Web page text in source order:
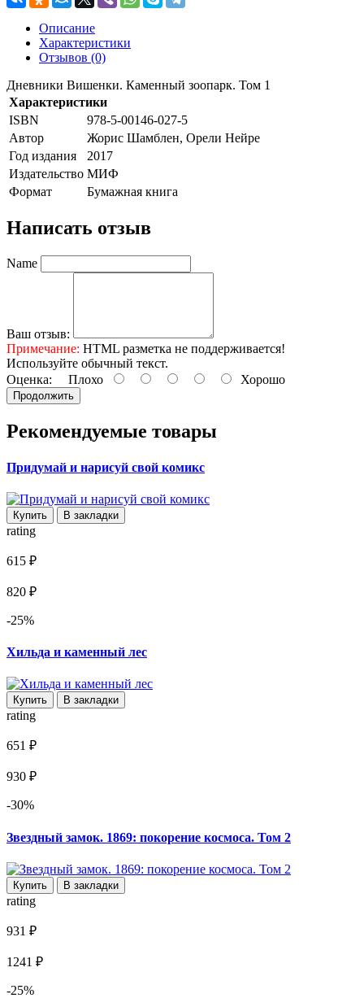
Описание
Характеристики
Отзывов (0)
Дневники Вишенки. Каменный зоопарк. Том 1
Характеристики
ISBN
978-5-00146-027-5
Автор
Жорис Шамблен, Орели Нейре
Год издания
2017
Издательство МИФ
Формат
Бумажная книга
Написать отзыв
Name
Ваш отзыв:
Примечание: HTML разметка не поддерживается!
Используйте обычный текст.
Оценка: Плохо Хорошо
Продолжить
Рекомендуемые товары
Придумай и нарисуй свой комикс
Купить В закладки
rating
615 ₽
820 ₽
-25%
Хильда и каменный лес
Купить В закладки
rating
651 ₽
930 ₽
-30%
Звездный замок. 1869: покорение космоса. Том 2
Купить В закладки
rating
931 ₽
1241 ₽
-25%